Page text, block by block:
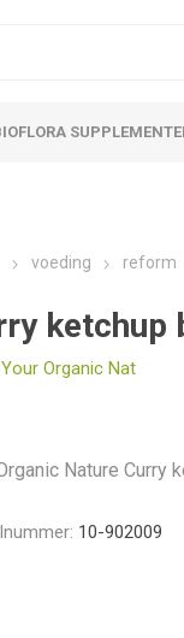
voeding reform
ketchup
Your Organic Nat
Nature Curry
10-902009